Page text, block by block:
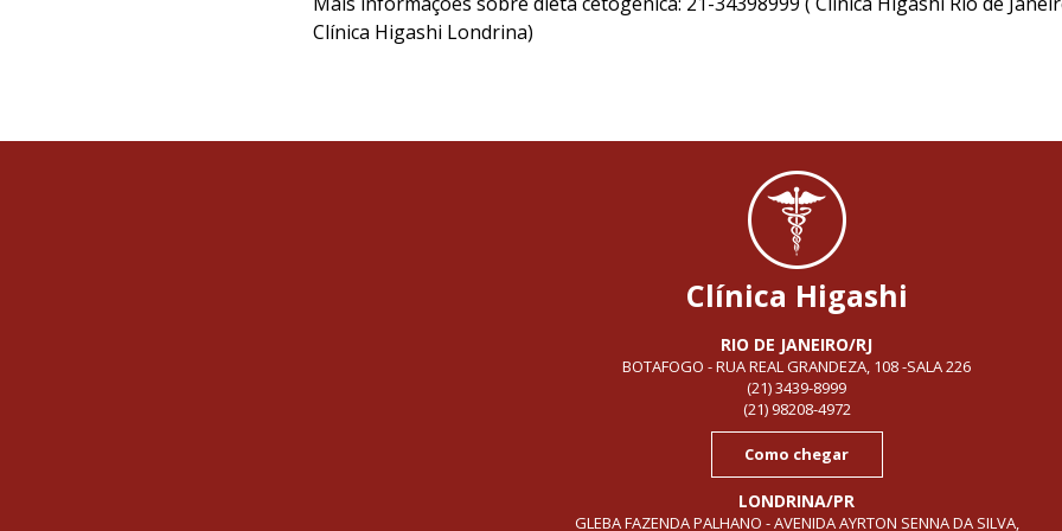
Clínica Higashi Londrina)
Clínica Higashi
RIO DE JANEIRO/RJ
BOTAFOGO - RUA REAL GRANDEZA, 108 -SALA 226
(21) 3439-8999
(21) 98208-4972
Como chegar
LONDRINA/PR
GLEBA FAZENDA PALHANO - AVENIDA AYRTON SENNA DA SILVA,